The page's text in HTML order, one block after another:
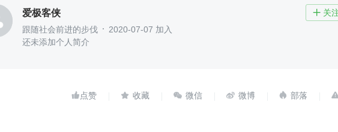
爱极客侠  关
跟随社会前进的步伐
2020-07-07 加入
还未添加个人简介
    